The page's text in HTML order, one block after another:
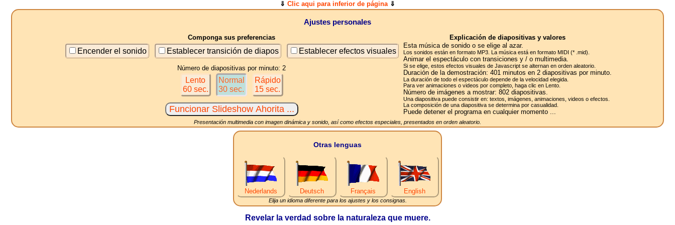
⇓ Clic aqui para inferior de página⇓
Ajustes personales
Componga sus preferencias
Encender el sonido Establecer transición de diapos Establecer efectos visuales
Número de diapositivas por minuto: 2
Lento
60 sec.
Normal
30 sec.
Rápido
15 sec.
Explicación de diapositivas y valores
Esta música de sonido o se elige al azar.
Los sonidos están en formato MP3. La música está en formato MIDI (* .mid).
Animar el espectáculo con transiciones y / o multimedia.
Si se elige, estos efectos visuales de Javascript se alternan en orden aleatorio.
Duración de la demostración: 401 minutos en 2 diapositivas por minuto.
La duración de todo el espectáculo depende de la velocidad elegida.
Para ver animaciones o videos por completo, haga clic en Lento.
Número de imágenes a mostrar: 802diapositivas.
Una diapositiva puede consistir en: textos, imágenes, animaciones, videos o efectos.
La composición de una diapositiva se determina por casualidad.
Puede detener el programa en cualquier momento ...
Presentación multimedia con imagen dinámica y sonido, así como efectos especiales, presentados en orden aleatorio.
Otras lenguas
Nederlands Deutsch Français English
Elija un idioma diferente para los ajustes y los consignas.
Revelar la verdad sobre la naturaleza que muere.